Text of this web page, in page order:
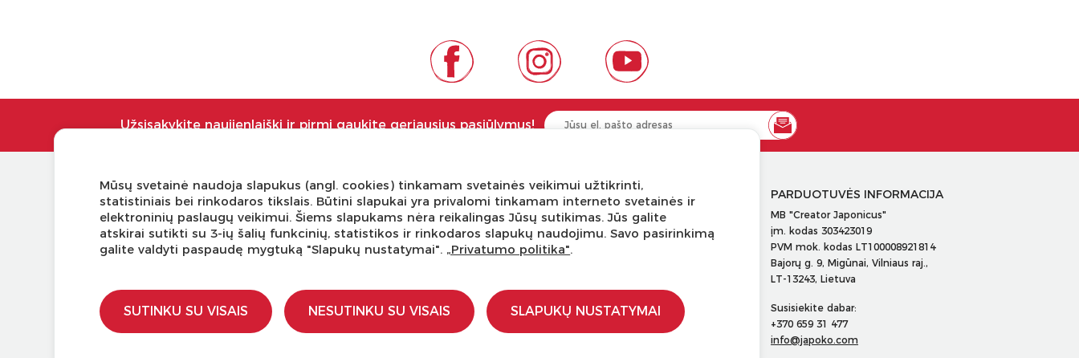
Užsisakykite naujienlaiškį ir pirmi gaukite geriausius pasiūlymus!
KLIENTŲ APTARNAVIMAS
Pirkimo – pardavimo taisyklės
Pristatymas ir grąžinimas
Apmokėjimo būdai
Privatumo taisyklės
NAUDINGA ŽINOTI
Tinklaraštis
Kodomo edukacijos
Kūrybinės dirbtuvės
Ugdymo įstaigoms
Kur įsigyti
APIE PREKĖS ŽENKLUS
Kas yra LaQ?
BRAIN BUILDERS kūdikiams
IWAKO trintukai-dėlionės
PARDUOTUVĖS INFORMACIJA
MB "Creator Japonicus"
įm. kodas 303423019
PVM mok. kodas LT100008921814
Bajorų g. 9, Migūnai, Vilniaus raj.,
LT-13243, Lietuva
Susisiekite dabar:
+370 659 31 477
info@japoko.com
Mūsų svetainė naudoja slapukus (angl. cookies) tinkamam svetainės veikimui užtikrinti,
statistiniais bei rinkodaros tikslais. Būtini slapukai yra privalomi tinkamam interneto svetainės ir
elektroninių paslaugų veikimui. Šiems slapukams nėra reikalingas Jūsų sutikimas. Jūs galite
atskirai sutikti su 3-ių šalių funkcinių, statistikos ir rinkodaros slapukų naudojimu. Savo pasirinkimą
galite valdyti paspaudę mygtuką "Slapukų nustatymai". „Privatumo politika".
SUTINKU SU VISAIS NESUTINKU SU VISAIS SLAPUKŲ NUSTATYMAI